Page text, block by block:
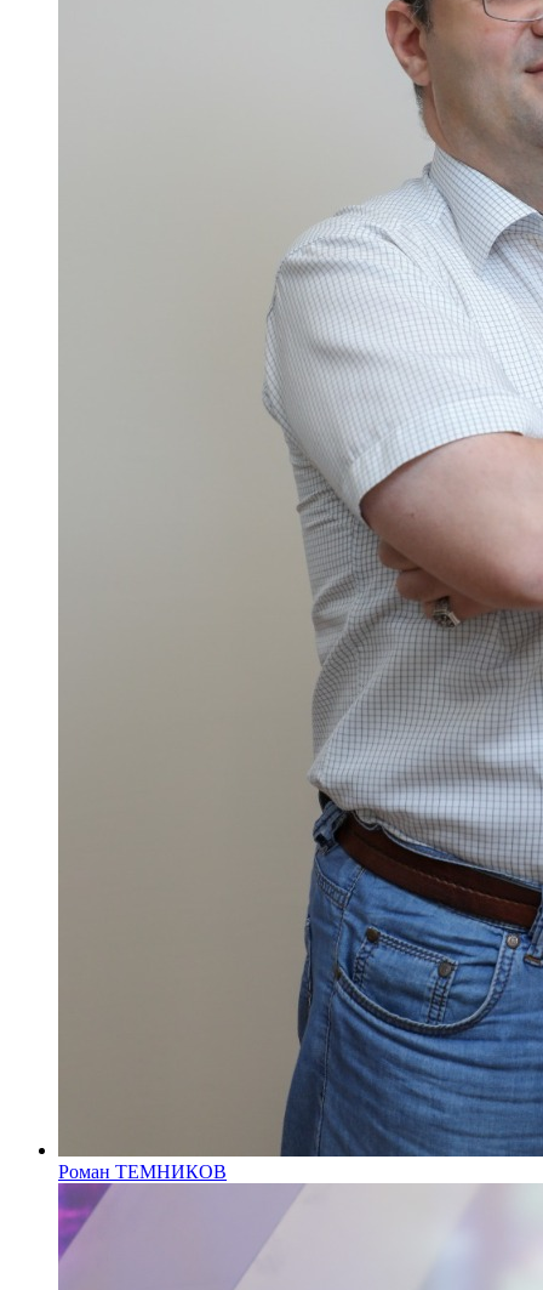
Роман ТЕМНИКОВ